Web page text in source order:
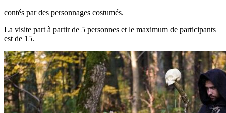
contés par des personnages costumés.
La visite part à partir de 5 personnes et le maximum de participants
est de 15.